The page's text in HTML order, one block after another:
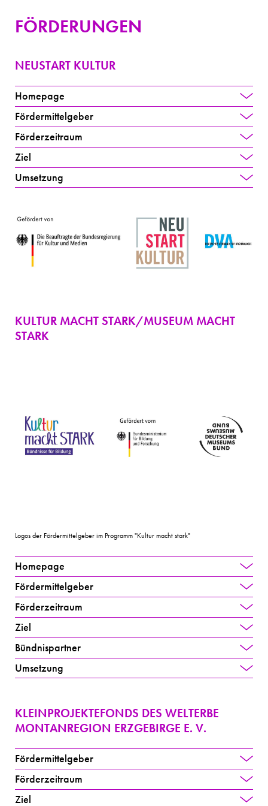
FÖRDERUNGEN
NEUSTART KULTUR
Homepage
Fördermittelgeber
Förderzeitraum
Ziel
Umsetzung
KULTUR MACHT STARK/MUSEUM MACHT
STARK
Logos der Fördermittelgeber im Programm "Kultur macht stark"
Homepage
Fördermittelgeber
Förderzeitraum
Ziel
Bündnispartner
Umsetzung
KLEINPROJEKTEFONDS DES WELTERBE
MONTANREGION ERZGEBIRGE E. V.
Fördermittelgeber
Förderzeitraum
Ziel